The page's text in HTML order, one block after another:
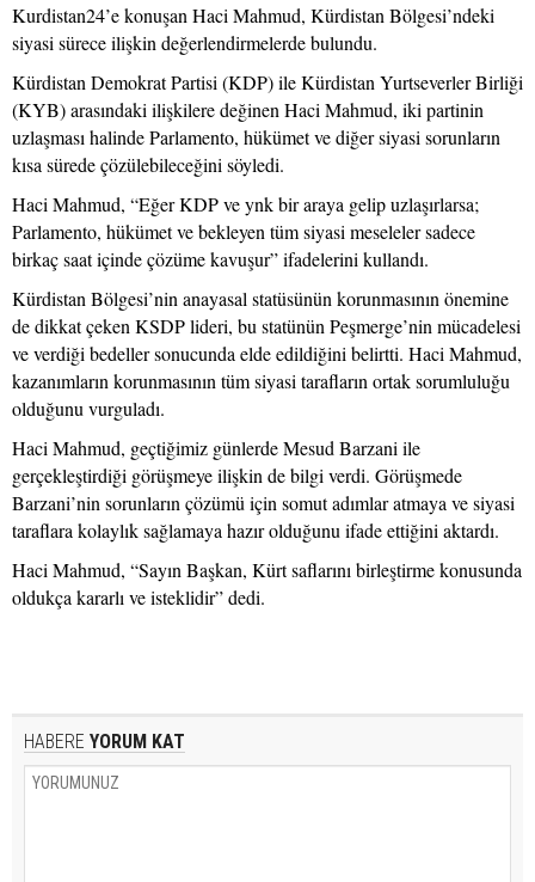
Kurdistan24’e konuşan Haci Mahmud, Kürdistan Bölgesi’ndeki
siyasi sürece ilişkin değerlendirmelerde bulundu.
Kürdistan Demokrat Partisi (KDP) ile Kürdistan Yurtseverler Birliği
(KYB) arasındaki ilişkilere değinen Haci Mahmud, iki partinin
uzlaşması halinde Parlamento, hükümet ve diğer siyasi sorunların
kısa sürede çözülebileceğini söyledi.
Haci Mahmud, “Eğer KDP ve ynk bir araya gelip uzlaşırlarsa;
Parlamento, hükümet ve bekleyen tüm siyasi meseleler sadece
birkaç saat içinde çözüme kavuşur” ifadelerini kullandı.
Kürdistan Bölgesi’nin anayasal statüsünün korunmasının önemine
de dikkat çeken KSDP lideri, bu statünün Peşmerge’nin mücadelesi
ve verdiği bedeller sonucunda elde edildiğini belirtti. Haci Mahmud,
kazanımların korunmasının tüm siyasi tarafların ortak sorumluluğu
olduğunu vurguladı.
Haci Mahmud, geçtiğimiz günlerde Mesud Barzani ile
gerçekleştirdiği görüşmeye ilişkin de bilgi verdi. Görüşmede
Barzani’nin sorunların çözümü için somut adımlar atmaya ve siyasi
taraflara kolaylık sağlamaya hazır olduğunu ifade ettiğini aktardı.
Haci Mahmud, “Sayın Başkan, Kürt saflarını birleştirme konusunda
oldukça kararlı ve isteklidir” dedi.
HABERE YORUM KAT